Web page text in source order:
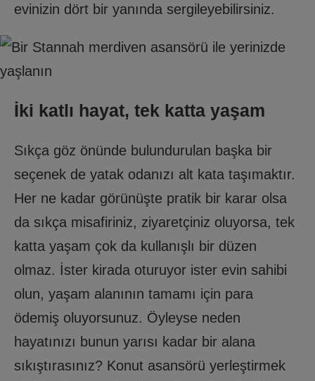
evinizin dört bir yanında sergileyebilirsiniz.
İki katlı hayat, tek katta yaşam
Sıkça göz önünde bulundurulan başka bir
seçenek de yatak odanızı alt kata taşımaktır.
Her ne kadar görünüşte pratik bir karar olsa
da sıkça misafiriniz, ziyaretçiniz oluyorsa, tek
katta yaşam çok da kullanışlı bir düzen
olmaz. İster kirada oturuyor ister evin sahibi
olun, yaşam alanının tamamı için para
ödemiş oluyorsunuz. Öyleyse neden
hayatınızı bunun yarısı kadar bir alana
sıkıştırasınız? Konut asansörü yerleştirmek